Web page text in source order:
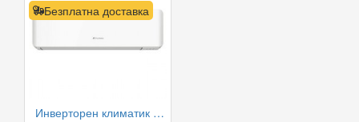
Безплатна доставка
Инверторен климатик Fuji Electric RSG12KMCE/ROG12KMCC, 12000 BTU, Клас A++